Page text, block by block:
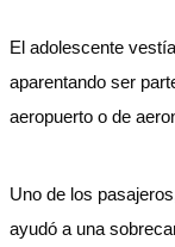
El adolescente
aparentando ser
aeropuerto o de
Uno de los
ayudó a una